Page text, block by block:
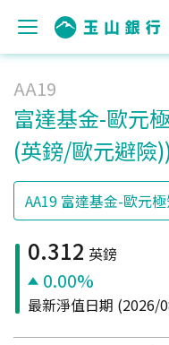
AA19
富達基金-歐元
(英鎊/歐元避險
0.312 英鎊
0.00%
最新淨值日期 (2026/